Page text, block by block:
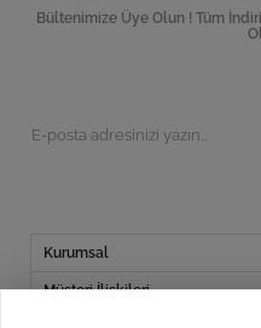
Bültenimize Üye Olun ! Tüm
Kurumsal
Müşteri İlişkileri